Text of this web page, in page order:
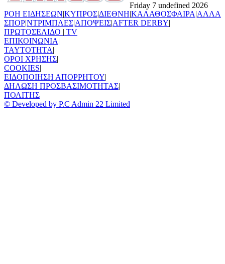
Friday 7 undefined 2026
ΡΟΗ ΕΙΔΗΣΕΩΝ|ΚΥΠΡΟΣ|ΔΙΕΘΝΗ|ΚΑΛΑΘΟΣΦΑΙΡΑ|ΑΛΛΑ
ΣΠΟΡ|ΝΤΡΙΜΠΛΕΣ|ΑΠΟΨΕΙΣ|AFTER DERBY|
ΠΡΩΤΟΣΕΛΙΔΟ | TV
ΕΠΙΚΟΙΝΩΝΙΑ|
TAYTOTHTA|
ΟΡΟΙ ΧΡΗΣΗΣ|
COOKIES|
ΕΙΔΟΠΟΙΗΣΗ ΑΠΟΡΡΗΤΟΥ|
ΔΗΛΩΣΗ ΠΡΟΣΒΑΣΙΜΟΤΗΤΑΣ|
ΠΟΛΙΤΗΣ
© Developed by P.C Admin 22 Limited